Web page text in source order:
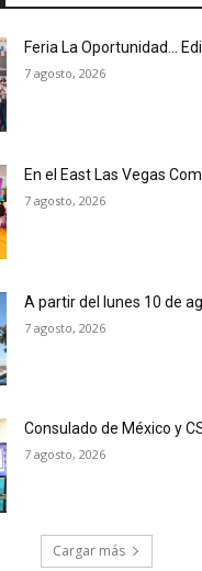
Feria La Oportunidad…
7 agosto, 2026
En el East Las Vegas
7 agosto, 2026
A partir del lunes 10 de
7 agosto, 2026
Consulado de México y
7 agosto, 2026
Cargar más